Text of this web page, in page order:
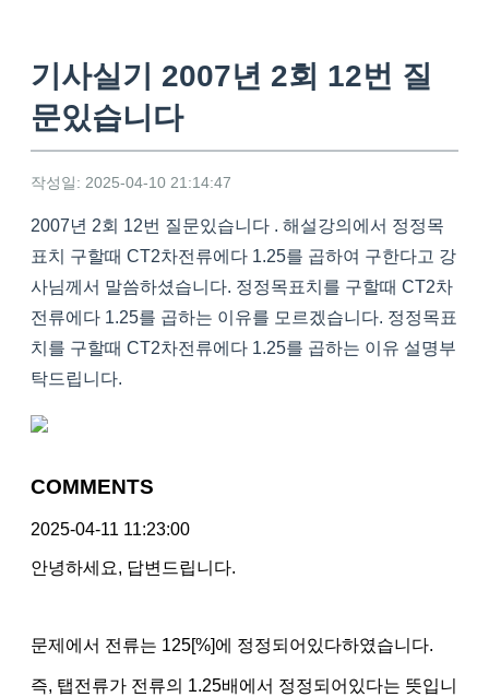
기사실기 2007년 2회 12번 질
문있습니다
작성일: 2025-04-10 21:14:47
2007년 2회 12번 질문있습니다 . 해설강의에서 정정목
표치 구할때 CT2차전류에다 1.25를 곱하여 구한다고 강
사님께서 말씀하셨습니다. 정정목표치를 구할때 CT2차
전류에다 1.25를 곱하는 이유를 모르겠습니다. 정정목표
치를 구할때 CT2차전류에다 1.25를 곱하는 이유 설명부
탁드립니다.
COMMENTS
2025-04-11 11:23:00
안녕하세요, 답변드립니다.
문제에서 전류는 125[%]에 정정되어있다하였습니다.
즉, 탭전류가 전류의 1.25배에서 정정되어있다는 뜻입니